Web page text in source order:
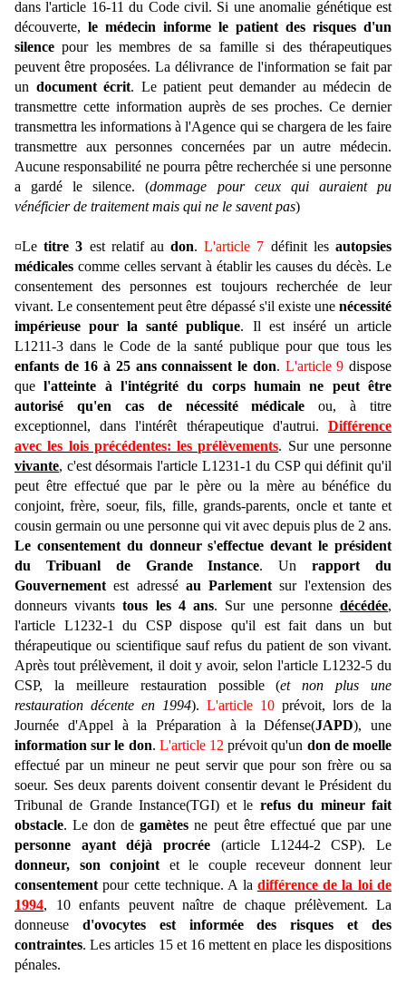
dans l'article 16-11 du Code civil. Si une anomalie génétique est
découverte, le médecin informe le patient des risques d'un
silence pour les membres de sa famille si des thérapeutiques
peuvent être proposées. La délivrance de l'information se fait par
un document écrit. Le patient peut demander au médecin de
transmettre cette information auprès de ses proches. Ce dernier
transmettra les informations à l'Agence qui se chargera de les faire
transmettre aux personnes concernées par un autre médecin.
Aucune responsabilité ne pourra pêtre recherchée si une personne
a gardé le silence. (dommage pour ceux qui auraient pu
vénéficier de traitement mais qui ne le savent pas)
¤Letitre 3 est relatif audon.L'article 7 définit lesautopsies
médicales comme celles servant à établir les causes du décès. Le
consentement des personnes est toujours recherchée de leur
vivant. Le consentement peut être dépassé s'il existe une nécessité
impérieuse pour la santé publique. Il est inséré un article
L1211-3 dans le Code de la santé publique pour que tous les
enfants de 16 à 25 ans connaissent le don. L'article 9 dispose
quel'atteinte à l'intégrité du corps humain ne peut être
autorisé qu'en cas de nécessité médicale ou, à titre
exceptionnel, dans l'intérêt thérapeutique d'autrui. Différence
avec les lois précédentes: les prélèvements. Sur une personne
vivante, c'est désormais l'article L1231-1 du CSP qui définit qu'il
peut être effectué que par le père ou la mère au bénéfice du
conjoint, frère, soeur, fils, fille, grands-parents, oncle et tante et
cousin germain ou une personne qui vit avec depuis plus de 2 ans.
Le consentement du donneur s'effectue devant le président
du Tribuanl de Grande Instance. Unrapport du
Gouvernement est adressé au Parlement sur l'extension des
donneurs vivantstous les 4 ans. Sur une personnedécédée,
l'article L1232-1 du CSP dispose qu'il est fait dans un but
thérapeutique ou scientifique sauf refus du patient de son vivant.
Après tout prélèvement, il doit y avoir, selon l'article L1232-5 du
CSP, la meilleure restauration possible (et non plus une
restauration décente en 1994). L'article 10 prévoit, lors de la
Journée d'Appel à la Préparation à la Défense(JAPD), une
information sur le don. L'article 12 prévoit qu'un don de moelle
effectué par un mineur ne peut servir que pour son frère ou sa
soeur. Ses deux parents doivent consentir devant le Président du
Tribunal de Grande Instance(TGI) et le refus du mineur fait
obstacle. Le don degamètes ne peut être effectué que par une
personne ayant déjà procrée (article L1244-2 CSP). Le
donneur, son conjoint et le couple receveur donnent leur
consentement pour cette technique. A la différence de la loi de
1994, 10 enfants peuvent naître de chaque prélèvement. La
donneuse d'ovocytes est informée des risques et des
contraintes. Les articles 15 et 16 mettent en place les dispositions
pénales.